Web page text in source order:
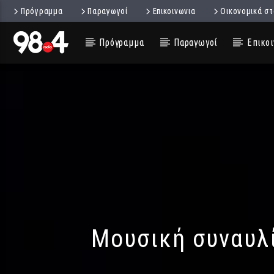
Πρόγραμμα Παραγωγοί Επικοινωνια Οικονομικά
Πρόγραμμα Παραγωγοί
Μουσική